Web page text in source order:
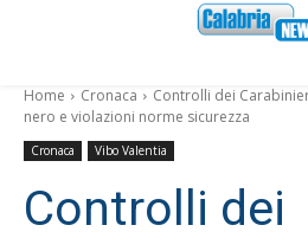
Home Cronaca
Controlli dei
nero e violazioni norme sicurezza
Cronaca Vibo Valentia
Controlli dei